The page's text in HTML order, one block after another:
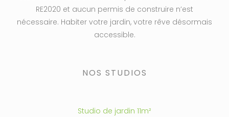
RE2020 et aucun permis de construire n’est
nécessaire. Habiter votre jardin, votre rêve désormais
accessible.
NOS STUDIOS
Studio de jardin 11m²